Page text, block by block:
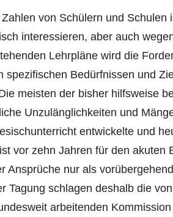
von Schülern und Schulen
interessieren, aber auch
Lehrpläne wird die
spezifischen Bedürfnissen und
meisten der bisher hilfsweise
Unzulänglichkeiten und
entwickelte und
vor zehn Jahren für den akuten
Ansprüche nur als
Tagung schlagen deshalb die
arbeitenden